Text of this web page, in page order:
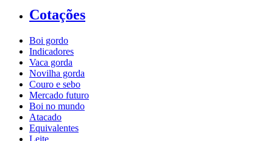
Cotações
Boi gordo
Indicadores
Vaca gorda
Novilha gorda
Couro e sebo
Mercado futuro
Boi no mundo
Atacado
Equivalentes
Leite